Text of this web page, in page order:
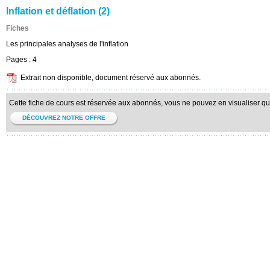
Inflation et déflation (2)
Fiches
Les principales analyses de l'inflation
Pages : 4
Extrait non disponible, document réservé aux abonnés.
Cette fiche de cours est réservée aux abonnés, vous ne pouvez en visualiser
DÉCOUVREZ NOTRE OFFRE